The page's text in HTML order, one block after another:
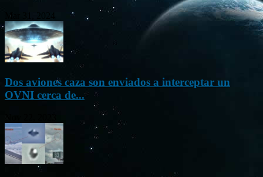
Mar 31, 2024
Dos aviones caza son enviados a interceptar un
OVNI cerca de...